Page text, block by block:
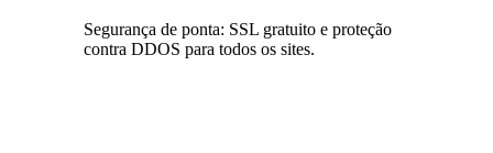
Segurança de ponta: SSL gratuito e proteção
contra DDOS para todos os sites.